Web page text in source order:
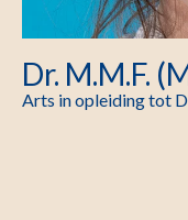
Dr. M.M.F.
Arts in opleiding tot